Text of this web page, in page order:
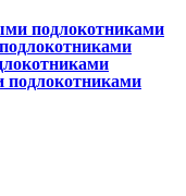
подлокотниками
подлокотниками